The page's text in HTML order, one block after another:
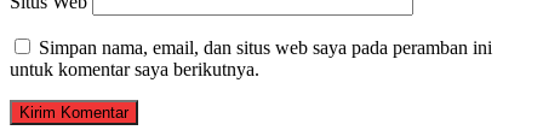
Simpan nama, email, dan situs web saya pada peramban ini
untuk komentar saya berikutnya.